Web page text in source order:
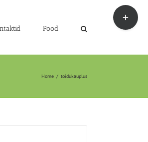
Pood
Home / toidukauplus
Toggle
Sliding
Bar